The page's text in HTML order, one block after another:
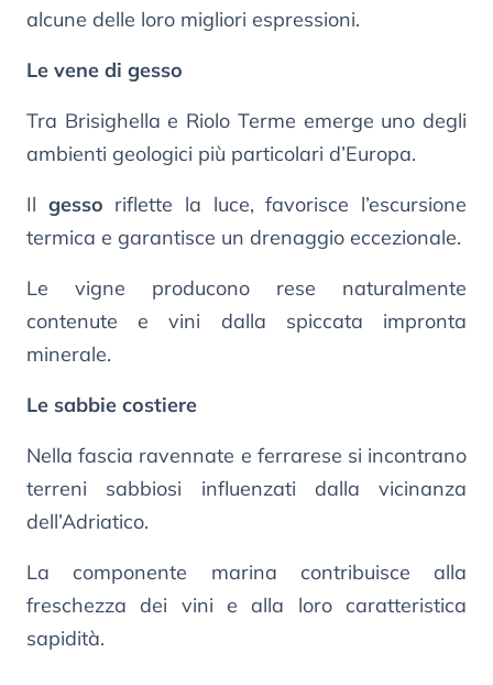
alcune delle loro migliori espressioni.
Le vene di gesso
Tra Brisighella e Riolo Terme emerge uno degli
ambienti geologici più particolari d’Europa.
Il gesso riflette la luce, favorisce l’escursione
termica e garantisce un drenaggio eccezionale.
Le vigne producono rese naturalmente
contenute e vini dalla spiccata impronta
minerale.
Le sabbie costiere
Nella fascia ravennate e ferrarese si incontrano
terreni sabbiosi influenzati dalla vicinanza
dell’Adriatico.
La componente marina contribuisce alla
freschezza dei vini e alla loro caratteristica
sapidità.